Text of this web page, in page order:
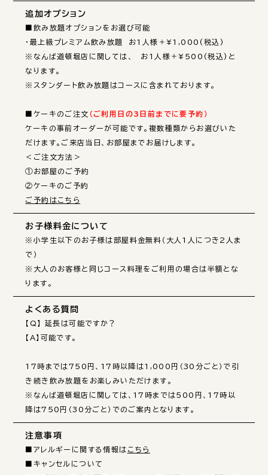
追加オプション
■飲み放題オプションをお選び可能
・最上級プレミアム飲み放題　お1人様＋¥1,000(税込)
※なんば道頓堀店に関しては、　お1人様＋¥500(税込)と
なります。
※スタンダート飲み放題はコースに含まれております。
■ケーキのご注文 （ご利用日の3日前までに要予約）
ケーキの事前オーダーが可能です。複数種類からお選びいた
だけます。ご来店当日、お部屋までお届けします。
＜ご注文方法＞
①お部屋のご予約
ご予約はこちら
お子様料金について
※小学生以下のお子様は部屋料金無料（大人1人につき2人ま
で）
※大人のお客様と同じコース料理をご利用の場合は半額とな
ります。
よくある質問
【Q】 延長は可能ですか？
【A】可能です。
17時までは750円、17時以降は1,000円（30分ごと）で引
き続き飲み放題をお楽しみいただけます。
※なんば道頓堀店に関しては、17時までは500円、17時以
注意事項
■アレルギーに関する情報は こちら
■キャンセルについて